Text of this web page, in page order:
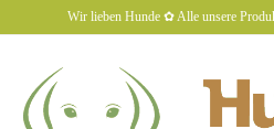
to
Wir lieben Hunde ✿ Alle unsere